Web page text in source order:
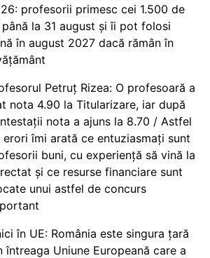
profesorii primesc cei 1.500 de
până la 31 august și îi pot folosi
în august 2027 dacă rămân în
Petruț Rizea: O profesoară a
nota 4.90 la Titularizare, iar după
nota a ajuns la 8.70 / Astfel
erori îmi arată ce entuziasmați sunt
buni, cu experiență să vină la
și ce resurse financiare sunt
unui astfel de concurs
în UE: România este singura țară
întreaga Uniune Europeană care a